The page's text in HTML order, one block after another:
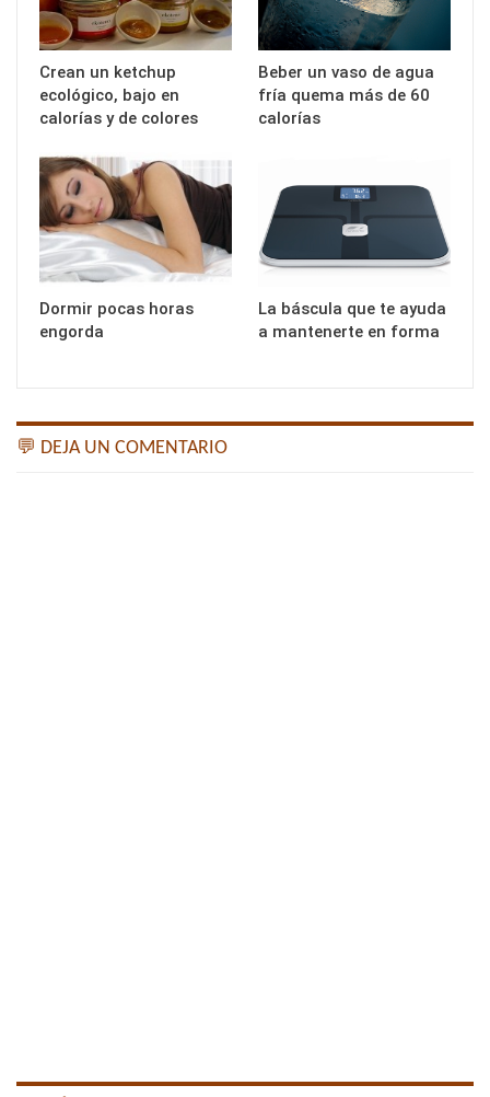
Crean un ketchup
ecológico, bajo en
calorías y de colores
Beber un vaso de agua
fría quema más de 60
calorías
Dormir pocas horas
engorda
La báscula que te ayuda
a mantenerte en forma
💬 DEJA UN COMENTARIO